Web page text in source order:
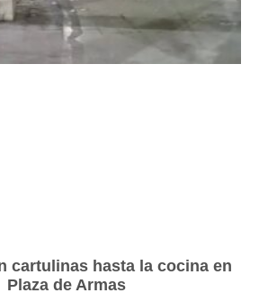
cartulinas hasta la cocina en
Plaza de Armas